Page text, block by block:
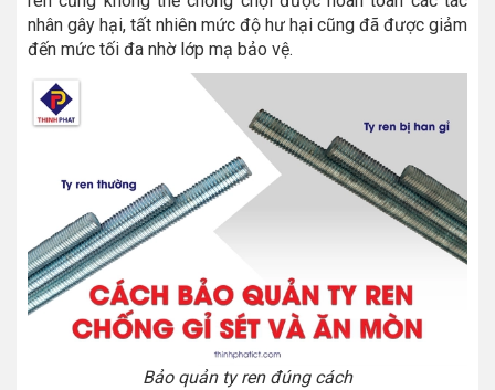
nhân gây hại, tất nhiên mức độ hư hại cũng đã được giảm
đến mức tối đa nhờ lớp mạ bảo vệ.
Bảo quản ty ren đúng cách